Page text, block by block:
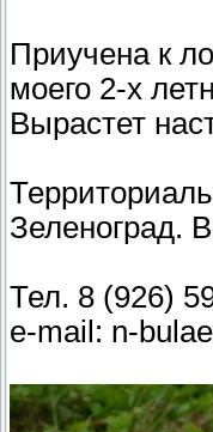
Приучена к
моего 2-х
Вырастет
Зеленоград.
Тел. 8 (926)
e-mail: n-